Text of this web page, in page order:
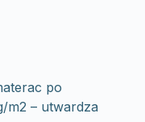
po
m2 – utwardza